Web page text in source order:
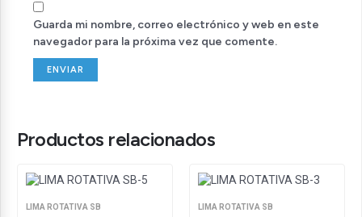
Guarda mi nombre, correo electrónico y web en este
navegador para la próxima vez que comente.
Productos relacionados
LIMA ROTATIVA SB LIMA ROTATIVA SB